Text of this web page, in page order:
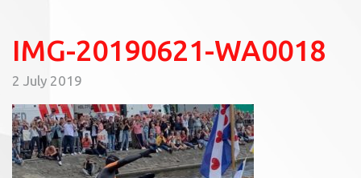
IMG-20190621-WA0018
2 July 2019